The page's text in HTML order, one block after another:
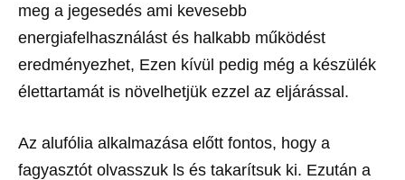
meg a jegesedés ami kevesebb
energiafelhasználást és halkabb működést
eredményezhet, Ezen kívül pedig még a készülék
élettartamát is növelhetjük ezzel az eljárással.
Az alufólia alkalmazása előtt fontos, hogy a
fagyasztót olvasszuk ls és takarítsuk ki. Ezután a